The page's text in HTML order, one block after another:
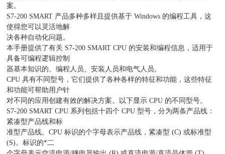
案。
S7-200 SMART 产品多种多样且提供基于 Windows 的编程工具，这
使得您可以灵活地解
决各种自动化问题。
本手册提供了有关 S7-200 SMART CPU 的安装和编程信息，适用于
具备可编程逻辑控制
器基本知识的、编程人员、安装人员和电气人员。
CPU 具有不同型号，它们提供了各种各样的特征和功能，这些特征
和功能可帮助用户针
对不同的应用创建有效的解决方案。以下显示 CPU 的不同型号。
S7-200 SMART CPU 系列包括十四个 CPU 型号，分为两条产品线：
紧凑型产品线和标
准型产品线。CPU 标识的个字母表示产品线，紧凑型 (C) 或标准型
(S)。标识的*二